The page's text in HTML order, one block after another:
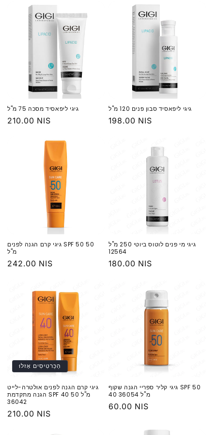
גיגי ליפאסיד מסכה 75 מ"ל
מחיר
210.00 NIS
גיגי ליפאסיד סבון פנים 120 מ"ל
מחיר
198.00 NIS
גיגי קרם הגנה לפנים SPF 50 50
מ"ל
מחיר
242.00 NIS
גיגי מי פנים לוטוס ביוטי 250 מ"ל
12564
מחיר
180.00 NIS
הַכַּרטִיסִים אָזלוּ
גיגי קרם הגנה לפנים אולטרה-לייט
הגנה מתקדמת SPF 40 50 מ"ל
36042
מחיר
210.00 NIS
גיגי קליר ספריי הגנה שקוף SPF 50
40 מ"ל 36054
מחיר
60.00 NIS